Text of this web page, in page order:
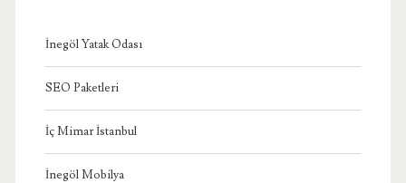
İnegöl Yatak Odası
SEO Paketleri
İç Mimar İstanbul
İnegöl Mobilya